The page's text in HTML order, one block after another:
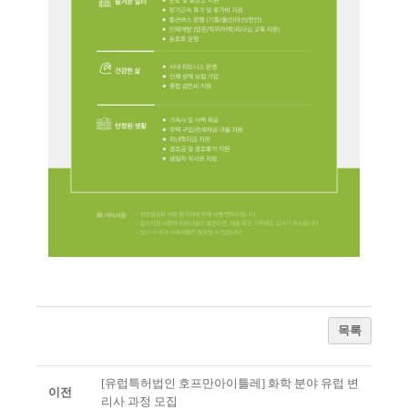
목록
이전
[유럽특허법인 호프만아이틀레] 화학 분야 유럽 변
리사 과정 모집